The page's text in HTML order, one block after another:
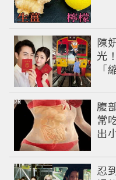
陳
光
「
腹
常
出
PR
忍